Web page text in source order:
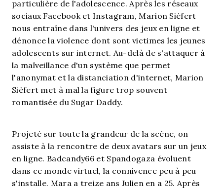
particulière de l'adolescence. Après les réseaux
sociaux Facebook et Instagram, Marion Siéfert
nous entraîne dans l'univers des jeux en ligne et
dénonce la violence dont sont victimes les jeunes
adolescents sur internet. Au-delà de s'attaquer à
la malveillance d'un système que permet
l'anonymat et la distanciation d'internet, Marion
Sièfert met à mal la figure trop souvent
romantisée du Sugar Daddy.
Projeté sur toute la grandeur de la scène, on
assiste à la rencontre de deux avatars sur un jeux
en ligne. Badcandy66 et Spandogaza évoluent
dans ce monde virtuel, la connivence peu à peu
s'installe. Mara a treize ans Julien en a 25. Après